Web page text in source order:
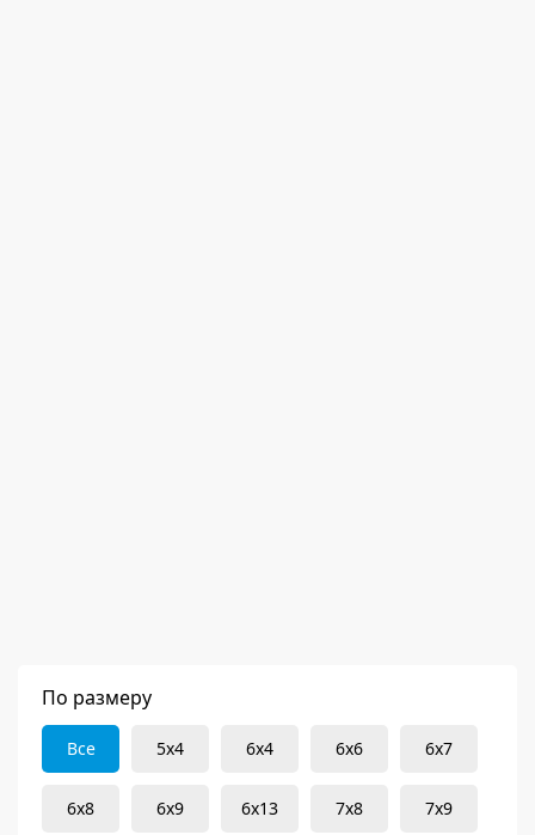
По размеру
Все 5x4 6x4 6x6 6x7
6x8 6x9 6x13 7x8 7x9